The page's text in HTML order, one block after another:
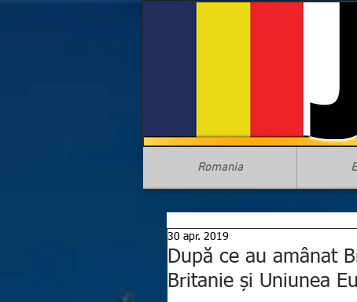
Romania
După ce au amânat
Britanie și Uniunea
30 apr. 2019